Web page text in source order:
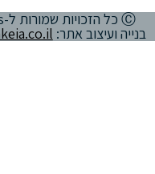
Ⓒ כל הזכויות שמורות ל-VODoctors |
בנייה ועיצוב אתר: